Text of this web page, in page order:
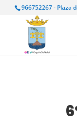
966752267 - Plaza